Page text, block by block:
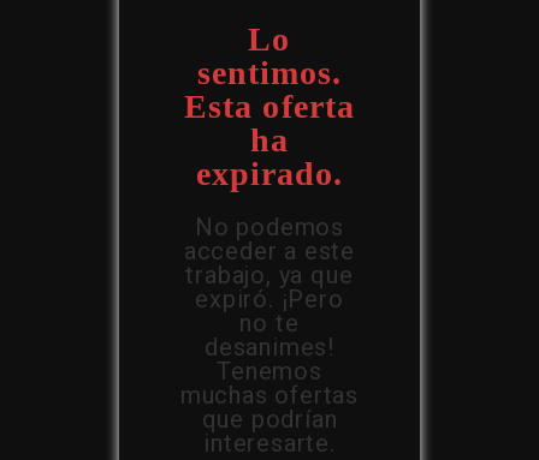
Lo
sentimos.
Esta oferta
ha
expirado.
No podemos
acceder a este
trabajo, ya que
expiró. ¡Pero
no te
desanimes!
Tenemos
muchas ofertas
que podrían
interesarte.